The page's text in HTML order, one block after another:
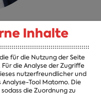
zuständig für den
[283]
Inhalte
für die Nutzung der Seite
die Analyse der Zugriffe
nutzerfreundlicher und
Tool Matomo. Die
die Zuordnung zu